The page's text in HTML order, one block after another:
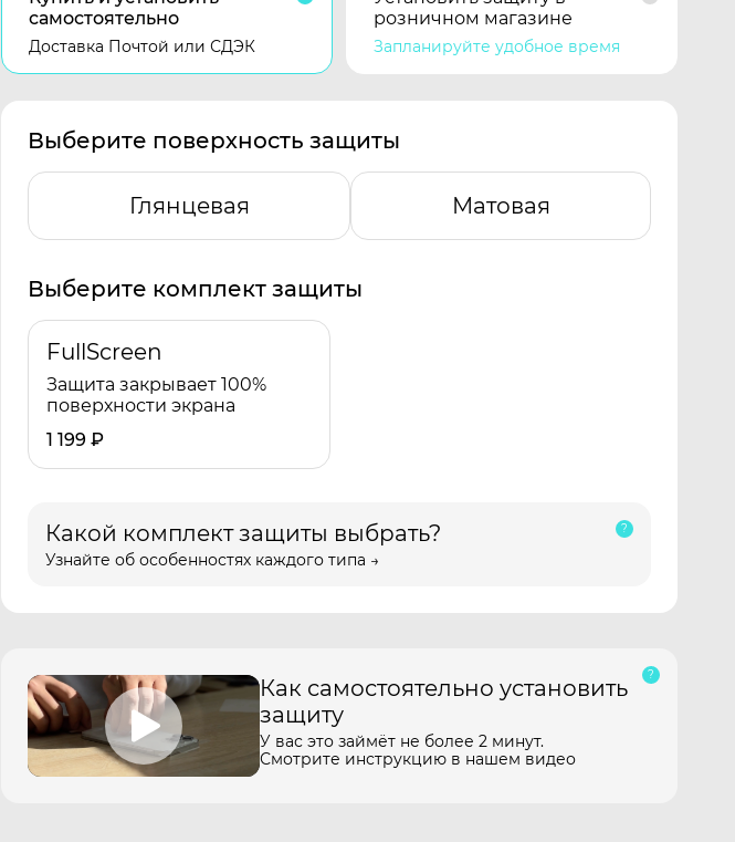
самостоятельно
Доставка Почтой или СДЭК
розничном магазине
Запланируйте удобное время
Выберите поверхность защиты
Глянцевая Матовая
Выберите комплект защиты
FullScreen
Защита закрывает 100%
поверхности экрана
1 199 ₽
Какой комплект защиты выбрать?
Узнайте об особенностях каждого типа →
Как самостоятельно установить
защиту
У вас это займёт не более 2 минут.
Смотрите инструкцию в нашем видео